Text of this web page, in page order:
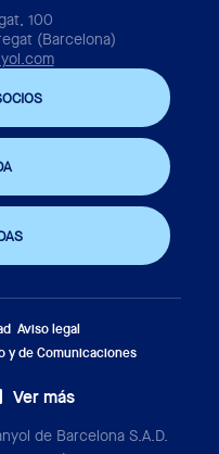
100
(Barcelona)
Aviso legal
y de Comunicaciones
Ver más
de Barcelona S.A.D.